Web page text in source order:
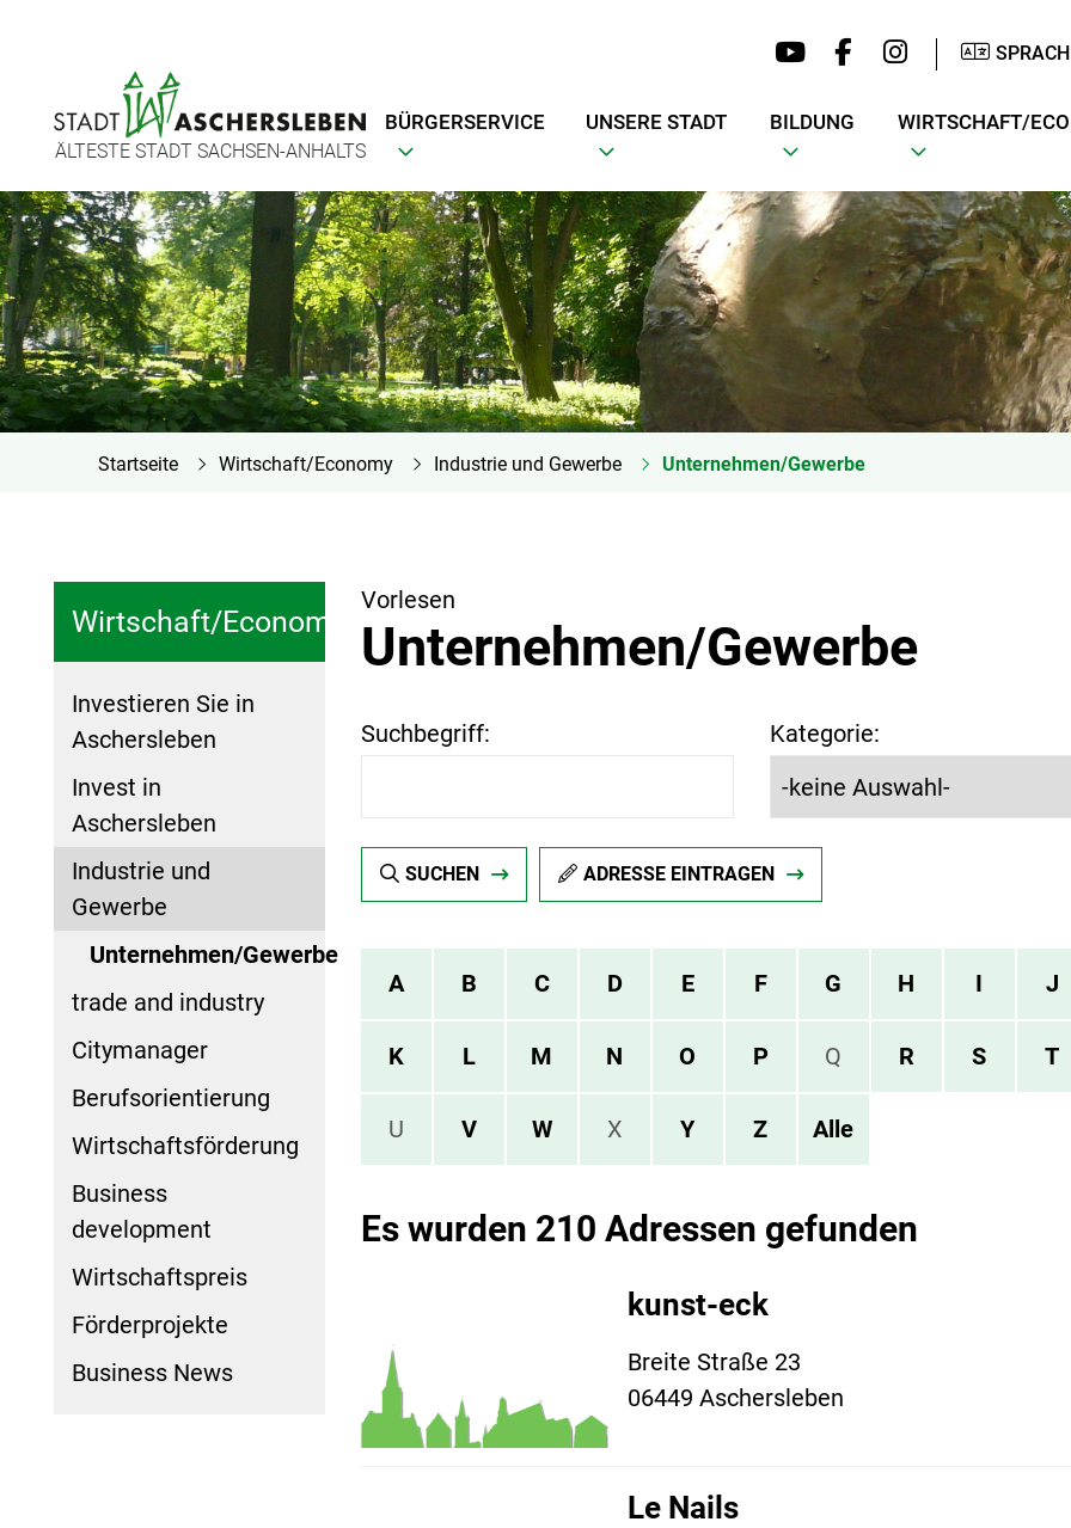
ÄLTESTE STADT SACHSEN-ANHALTS
BÜRGERSERVICE UNSERE STADT BILDUNG WIRTSCHAFT/
Startseite Wirtschaft/Economy Industrie und Gewerbe Unternehmen/Gewerbe
Wirtschaft/Economy
Investieren Sie in
Aschersleben
Invest in
Aschersleben
Industrie und
Gewerbe
Unternehmen/Gewerbe
trade and industry
Citymanager
Berufsorientierung
Wirtschaftsförderung
Business
development
Wirtschaftspreis
Förderprojekte
Business News
Vorlesen
Unternehmen/Gewerbe
Suchbegriff: Kategorie:
SUCHEN ADRESSE EINTRAGEN
A B C D E F G H I J
K L M N O P Q R S T
U V W X Y Z Alle
Es wurden 210 Adressen gefunden
kunst-eck
Breite Straße 23
06449 Aschersleben
Le Nails